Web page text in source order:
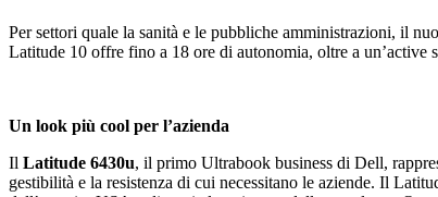
Per settori quale la sanità e le pubbliche amministrazioni, il
Latitude 10 offre fino a 18 ore di autonomia, oltre a
Un look più cool per l’azienda
Il Latitude 6430u, il primo Ultrabook business di Dell,
gestibilità e la resistenza di cui necessitano le aziende. Il